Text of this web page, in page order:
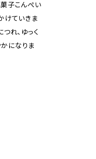
子こんぺい
けていきま
れ、ゆっく
になりま